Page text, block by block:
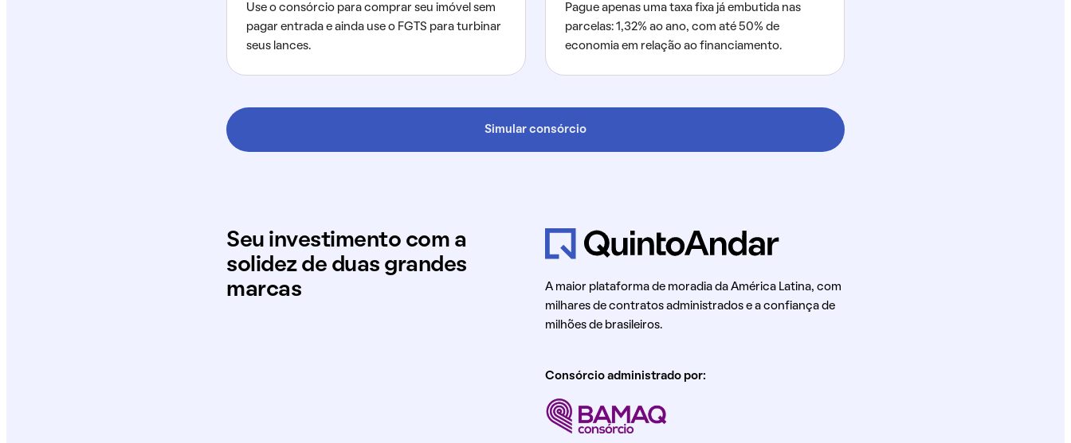
Use o consórcio para comprar seu imóvel sem
pagar entrada e ainda use o FGTS para turbinar
seus lances.
Pague apenas uma taxa fixa já embutida nas
parcelas: 1,32% ao ano, com até 50% de
economia em relação ao financiamento.
Simular consórcio
Seu investimento com a
solidez de duas grandes
marcas
A maior plataforma de moradia da América Latina, com
milhares de contratos administrados e a confiança de
milhões de brasileiros.
Consórcio administrado por: